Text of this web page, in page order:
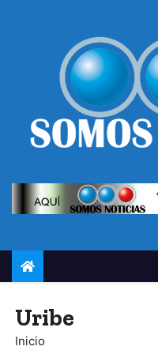
Uribe
Inicio